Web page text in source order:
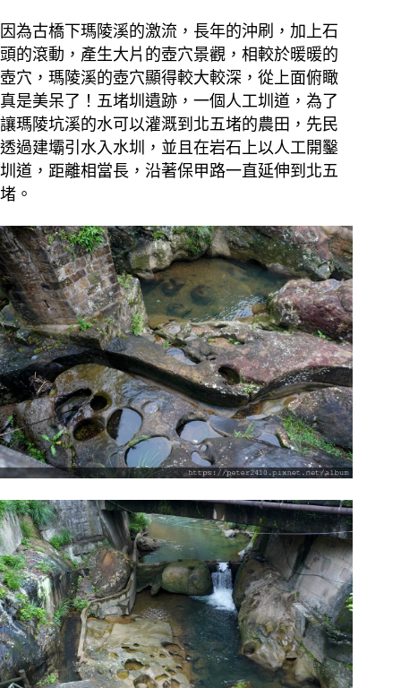
因為古橋下瑪陵溪的激流，長年的沖刷，加上石
頭的滾動，產生大片的壺穴景觀，相較於暖暖的
壺穴，瑪陵溪的壺穴顯得較大較深，從上面俯瞰
真是美呆了！ 五堵圳遺跡，一個人工圳道，為了
讓瑪陵坑溪的水可以灌溉到北五堵的農田，先民
透過建壩引水入水圳，並且在岩石上以人工開鑿
圳道，距離相當長，沿著保甲路一直延伸到北五
堵。